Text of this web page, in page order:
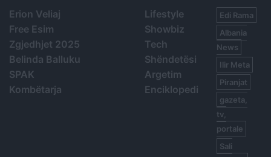
Erion Veliaj
Free Esim
Zgjedhjet 2025
Belinda Balluku
SPAK
Kombëtarja
Lifestyle
Showbiz
Tech
Shëndetësi
Argetim
Enciklopedi
Edi Rama
Albania
News
Ilir Meta
Piranjat
gazeta,
tv,
portale
Sali